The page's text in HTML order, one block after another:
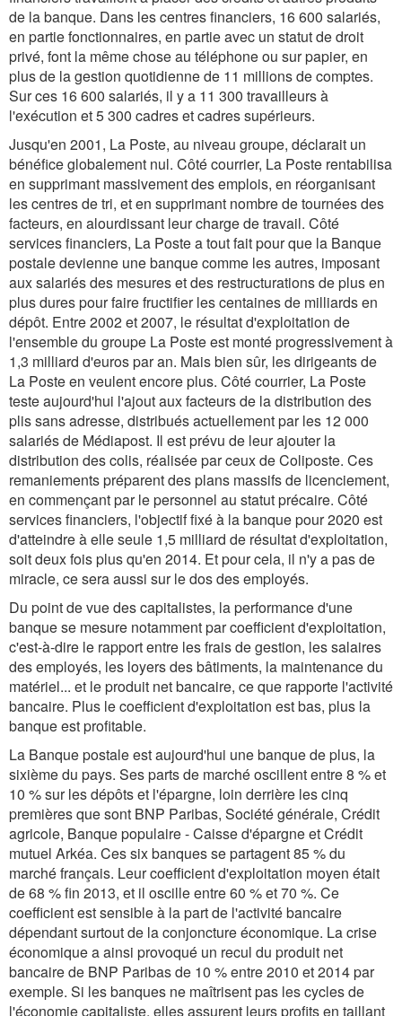
de la banque. Dans les centres financiers, 16 600 salariés,
en partie fonctionnaires, en partie avec un statut de droit
privé, font la même chose au téléphone ou sur papier, en
plus de la gestion quotidienne de 11 millions de comptes.
Sur ces 16 600 salariés, il y a 11 300 travailleurs à
l'exécution et 5 300 cadres et cadres supérieurs.
Jusqu'en 2001, La Poste, au niveau groupe, déclarait un
bénéfice globalement nul. Côté courrier, La Poste rentabilisa
en supprimant massivement des emplois, en réorganisant
les centres de tri, et en supprimant nombre de tournées des
facteurs, en alourdissant leur charge de travail. Côté
services financiers, La Poste a tout fait pour que la Banque
postale devienne une banque comme les autres, imposant
aux salariés des mesures et des restructurations de plus en
plus dures pour faire fructifier les centaines de milliards en
dépôt. Entre 2002 et 2007, le résultat d'exploitation de
l'ensemble du groupe La Poste est monté progressivement à
1,3 milliard d'euros par an. Mais bien sûr, les dirigeants de
La Poste en veulent encore plus. Côté courrier, La Poste
teste aujourd'hui l'ajout aux facteurs de la distribution des
plis sans adresse, distribués actuellement par les 12 000
salariés de Médiapost. Il est prévu de leur ajouter la
distribution des colis, réalisée par ceux de Coliposte. Ces
remaniements préparent des plans massifs de licenciement,
en commençant par le personnel au statut précaire. Côté
services financiers, l'objectif fixé à la banque pour 2020 est
d'atteindre à elle seule 1,5 milliard de résultat d'exploitation,
soit deux fois plus qu'en 2014. Et pour cela, il n'y a pas de
miracle, ce sera aussi sur le dos des employés.
Du point de vue des capitalistes, la performance d'une
banque se mesure notamment par coefficient d'exploitation,
c'est-à-dire le rapport entre les frais de gestion, les salaires
des employés, les loyers des bâtiments, la maintenance du
matériel... et le produit net bancaire, ce que rapporte l'activité
bancaire. Plus le coefficient d'exploitation est bas, plus la
banque est profitable.
La Banque postale est aujourd'hui une banque de plus, la
sixième du pays. Ses parts de marché oscillent entre 8 % et
10 % sur les dépôts et l'épargne, loin derrière les cinq
premières que sont BNP Paribas, Société générale, Crédit
agricole, Banque populaire - Caisse d'épargne et Crédit
mutuel Arkéa. Ces six banques se partagent 85 % du
marché français. Leur coefficient d'exploitation moyen était
de 68 % fin 2013, et il oscille entre 60 % et 70 %. Ce
coefficient est sensible à la part de l'activité bancaire
dépendant surtout de la conjoncture économique. La crise
économique a ainsi provoqué un recul du produit net
bancaire de BNP Paribas de 10 % entre 2010 et 2014 par
exemple. Si les banques ne maîtrisent pas les cycles de
l'économie capitaliste, elles assurent leurs profits en taillant